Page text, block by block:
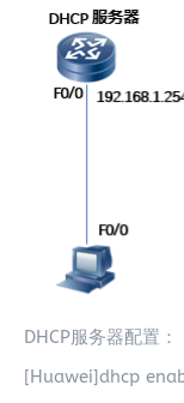
DHCP服务器配置：
[Huawei]dhcp